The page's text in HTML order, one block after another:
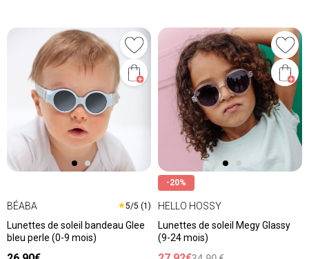
BÉABA ★5/5 (1)
Lunettes de soleil bandeau Glee
bleu perle (0-9 mois)
-20%
HELLO HOSSY
Lunettes de soleil Megy Glassy
(9-24 mois)